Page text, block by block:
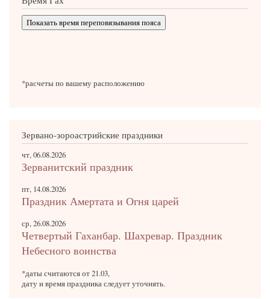
Показать время переповязывания пояса
*расчеты по вашему расположению
Зервано-зороастрийские праздники
чт, 06.08.2026
Зерванитский праздник
пт, 14.08.2026
Праздник Амертата и Огня царей
ср, 26.08.2026
Четвертый Гаханбар. Шахревар. Праздник
Небесного воинства
*даты считаются от 21.03,
дату и время праздника следует уточнять.